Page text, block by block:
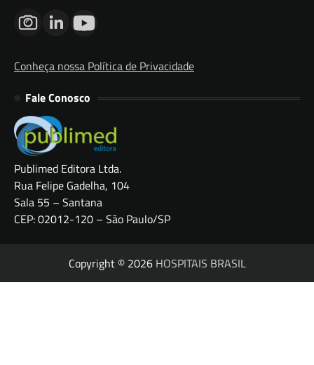
Conheça nossa Política de Privacidade
Fale Conosco
Publimed Editora Ltda.
Rua Felipe Gadelha, 104
Sala 55 – Santana
CEP: 02012-120 – São Paulo/SP
Copyright © 2026 HOSPITAIS BRASIL